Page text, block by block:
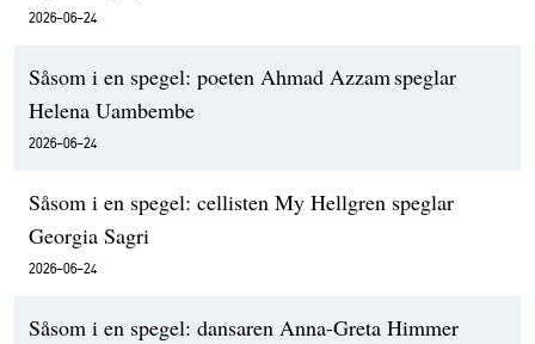
2026-06-24
Såsom i en spegel: poeten Ahmad Azzam speglar
Helena Uambembe
2026-06-24
Såsom i en spegel: cellisten My Hellgren speglar
Georgia Sagri
2026-06-24
Såsom i en spegel: dansaren Anna-Greta Himmer